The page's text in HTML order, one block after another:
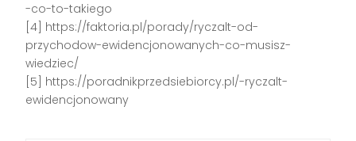
-co-to-takiego
[4] https://faktoria.pl/porady/ryczalt-od-
przychodow-ewidencjonowanych-co-musisz-
wiedziec/
[5] https://poradnikprzedsiebiorcy.pl/-ryczalt-
ewidencjonowany